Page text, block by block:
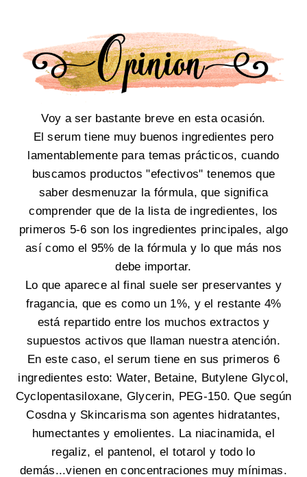
Voy a ser bastante breve en esta ocasión.
El serum tiene muy buenos ingredientes pero
lamentablemente para temas prácticos, cuando
buscamos productos "efectivos" tenemos que
saber desmenuzar la fórmula, que significa
comprender que de la lista de ingredientes, los
primeros 5-6 son los ingredientes principales, algo
así como el 95% de la fórmula y lo que más nos
debe importar.
Lo que aparece al final suele ser preservantes y
fragancia, que es como un 1%, y el restante 4%
está repartido entre los muchos extractos y
supuestos activos que llaman nuestra atención.
En este caso, el serum tiene en sus primeros 6
ingredientes esto:Water, Betaine, Butylene Glycol,
Cyclopentasiloxane, Glycerin, PEG-150. Que según
Cosdna y Skincarisma son agentes hidratantes,
humectantes y emolientes. La niacinamida, el
regaliz, el pantenol, el totarol y todo lo
demás...vienen en concentraciones muy mínimas.